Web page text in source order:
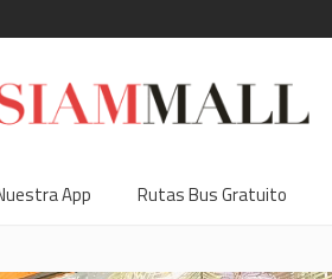
App Rutas Bus Gratuito